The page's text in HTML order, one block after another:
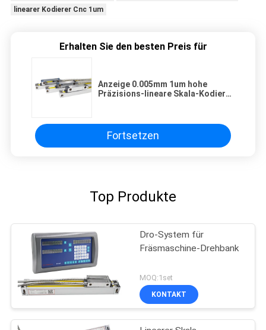
linearer Kodierer Cnc 1um
Erhalten Sie den besten Preis für
Anzeige 0.005mm 1um hohe
Präzisions-lineare Skala-Kodierer
Fortsetzen
Top Produkte
Dro-System für
Fräsmaschine-Drehbank
MOQ:1set
KONTAKT